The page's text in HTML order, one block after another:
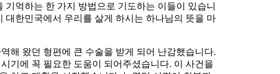
억하는 한 가지 방법으로 기도하는 이들이 있습니
대한민국에서 우리를 살게 하시는 하나님의 뜻을 마
해 왔던 형편에 큰 수술을 받게 되어 난감했습니다.
기에 꼭 필요한 도움이 되어주셨습니다. 이 사건을